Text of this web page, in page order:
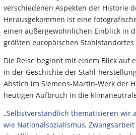
verschiedenen Aspekten der Historie
Herausgekommen ist eine
einen außergewöhnlichen Einblick in
größten europäischen Stahlstandortes
Die Reise beginnt mit einem Blick auf
in der Geschichte der Stahl-
Abstich im Siemens-Martin-Werk der
heutigen Aufbruch in die
„Selbstverständlich thematisieren wir
wie Nationalsozialismus,